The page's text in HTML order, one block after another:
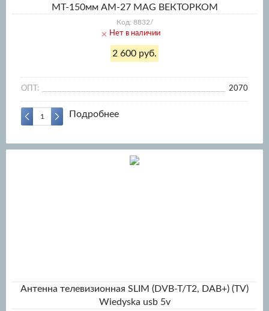
МТ-150мм AM-27 MAG ВЕКТОРКОМ
Код: 8832/
Нет в наличии
2 600 руб.
ОПТ: 2070
Подробнее
Антенна телевизионная SLIM (DVB-T/T2, DAB+) (TV)
Wiedyska usb 5v